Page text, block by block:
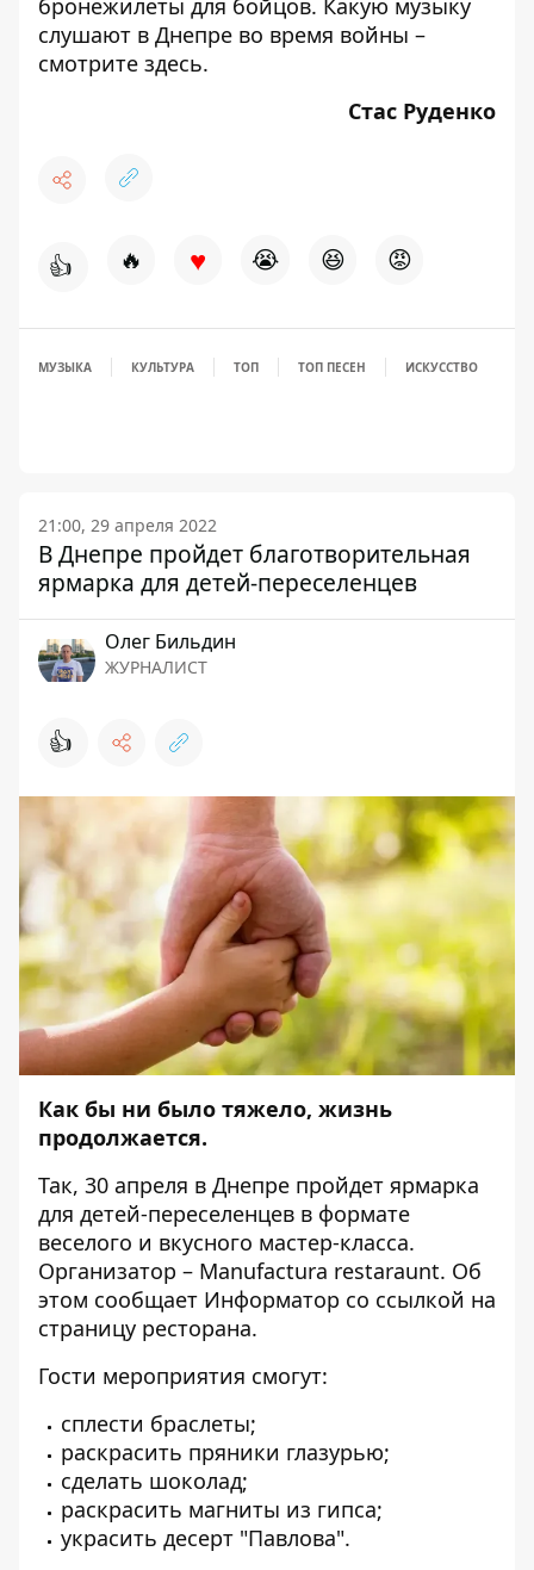
бронежилеты для бойцов. Какую музыку
слушают в Днепре во время войны –
смотрите здесь.
Стас Руденко
👍 🔥 ♥ 😭 😆 😡
МУЗЫКА КУЛЬТУРА ТОП ТОП ПЕСЕН ИСКУССТВО
21:00, 29 апреля 2022
В Днепре пройдет благотворительная
ярмарка для детей-переселенцев
Олег Бильдин
ЖУРНАЛИСТ
👍
Как бы ни было тяжело, жизнь
продолжается.
Так, 30 апреля в Днепре пройдет ярмарка
для детей-переселенцев в формате
веселого и вкусного мастер-класса.
Организатор – Manufactura restaraunt. Об
этом сообщает Информатор со ссылкой на
страницу ресторана.
Гости мероприятия смогут:
сплести браслеты;
раскрасить пряники глазурью;
сделать шоколад;
раскрасить магниты из гипса;
украсить десерт "Павлова".